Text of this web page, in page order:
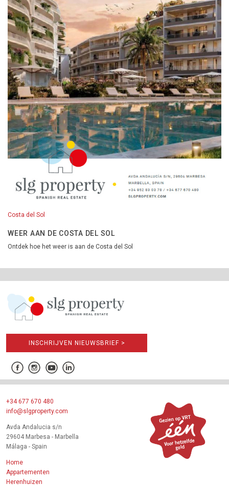
Costa del Sol
WEER AAN DE COSTA DEL SOL
Ontdek hoe het weer is aan de Costa del Sol
INSCHRIJVEN NIEUWSBRIEF >
+34 677 670 480
info@slgproperty.com
Avda Andalucia s/n
29604 Marbesa - Marbella
Málaga - Spain
Home
Appartementen
Herenhuizen